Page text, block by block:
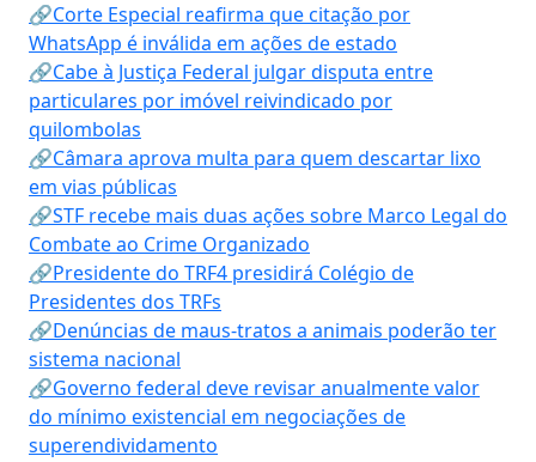
🔗Corte Especial reafirma que citação por
WhatsApp é inválida em ações de estado
🔗Cabe à Justiça Federal julgar disputa entre
particulares por imóvel reivindicado por
quilombolas
🔗Câmara aprova multa para quem descartar lixo
em vias públicas
🔗STF recebe mais duas ações sobre Marco Legal do
Combate ao Crime Organizado
🔗Presidente do TRF4 presidirá Colégio de
Presidentes dos TRFs
🔗Denúncias de maus-tratos a animais poderão ter
sistema nacional
🔗Governo federal deve revisar anualmente valor
do mínimo existencial em negociações de
superendividamento